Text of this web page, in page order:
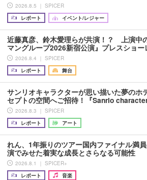
2026.8.5 ｜ SPICER
レポート
イベント/レジャー
近藤真彦、鈴木愛理らが共演！？ 上演中
マングループ2026新宿公演』プレスショー
2026.8.4 ｜ SPICER
レポート
舞台
サンリオキャラクターが思い描いた夢のホ
セプトの空間へご招待！『Sanrio
2026.8.3 ｜ SPICER
レポート
アート
れん、1年振りのツアー国内ファイナル満
演でみせた着実な成長とさらなる可能性
2026.8.1 ｜ SPICER+
レポート
音楽